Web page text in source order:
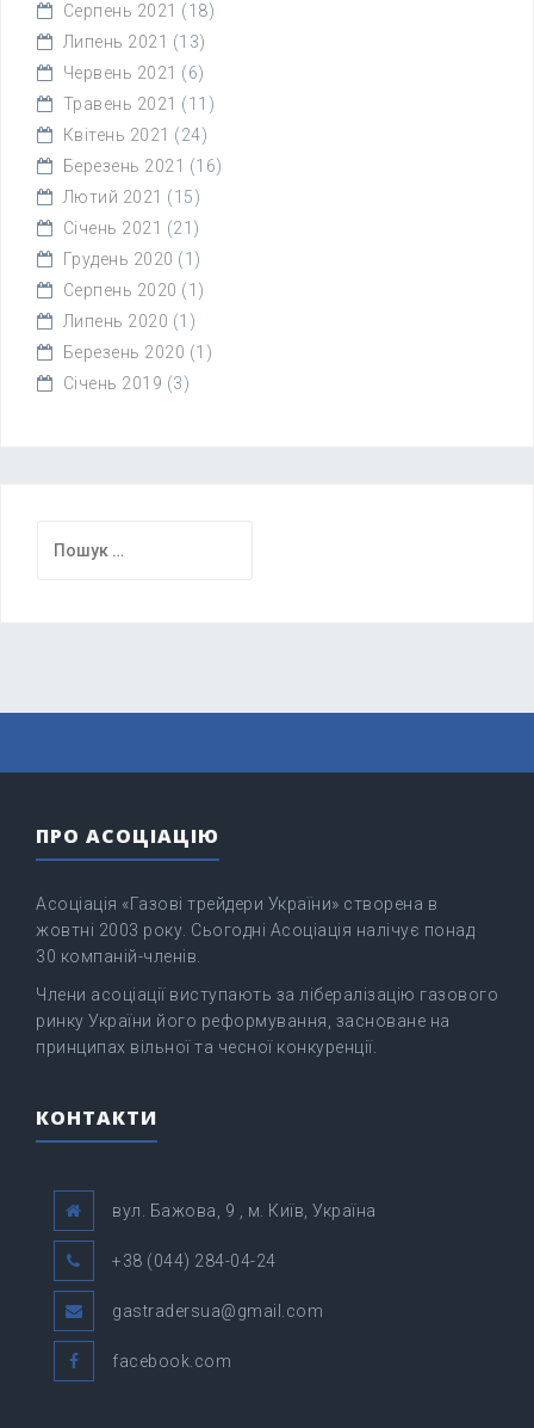
Серпень 2021 (18)
Липень 2021 (13)
Червень 2021 (6)
Травень 2021 (11)
Квітень 2021 (24)
Березень 2021 (16)
Лютий 2021 (15)
Січень 2021 (21)
Грудень 2020 (1)
Серпень 2020 (1)
Липень 2020 (1)
Березень 2020 (1)
Січень 2019 (3)
ПРО АСОЦІАЦІЮ
Асоціація «Газові трейдери України» створена в
жовтні 2003 року. Сьогодні Асоціація налічує понад
30 компаній-членів.
Члени асоціації виступають за лібералізацію газового
ринку України його реформування, засноване на
принципах вільної та чесної конкуренції.
КОНТАКТИ
вул. Бажова, 9 , м. Київ, Україна
+38 (044) 284-04-24
gastradersua@gmail.com
facebook.com